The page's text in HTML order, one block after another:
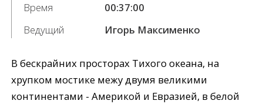
Время
00:37:00
Ведущий
Игорь Максименко
В бескрайних просторах Тихого океана, на
хрупком мостике межу двумя великими
континентами - Америкой и Евразией, в белой